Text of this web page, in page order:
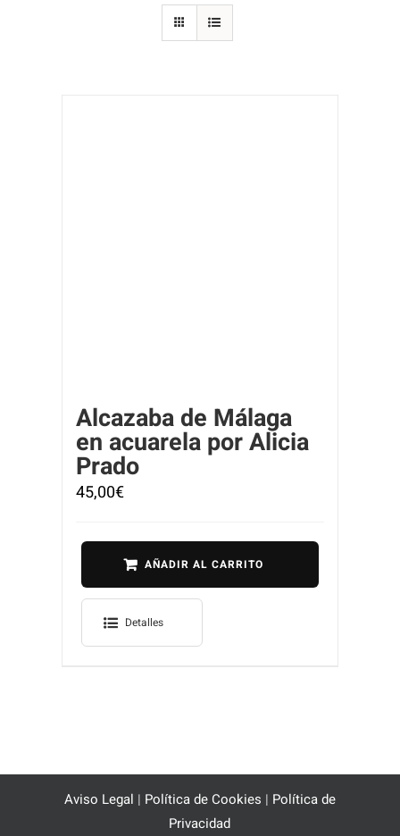
Alcazaba de Málaga
en acuarela por Alicia
Prado
45,00€
AÑADIR AL CARRITO
Detalles
Aviso Legal | Política de Cookies | Política de
Privacidad